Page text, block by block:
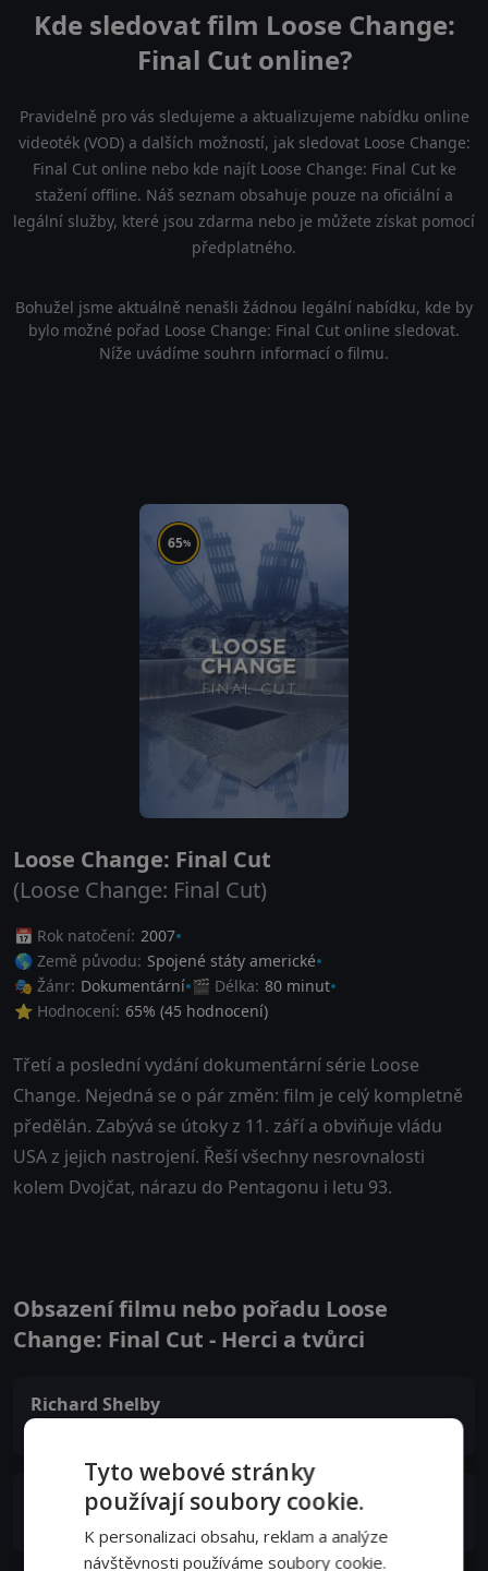
Kde sledovat film Loose Change:
Final Cut online?
Pravidelně pro vás sledujeme a aktualizujeme nabídku online
videoték (VOD) a dalších možností, jak sledovat Loose Change:
Final Cut online nebo kde najít Loose Change: Final Cut ke
stažení offline. Náš seznam obsahuje pouze na oficiální a
legální služby, které jsou zdarma nebo je můžete získat pomocí
předplatného.
Bohužel jsme aktuálně nenašli žádnou legální nabídku, kde by
bylo možné pořad Loose Change: Final Cut online sledovat.
Níže uvádíme souhrn informací o filmu.
65%
Loose Change: Final Cut
(Loose Change: Final Cut)
📅 Rok natočení: 2007
🌎 Země původu: Spojené státy americké
🎭 Žánr: Dokumentární 🎬 Délka: 80 minut
⭐ Hodnocení: 65% (45 hodnocení)
Třetí a poslední vydání dokumentární série Loose
Change. Nejedná se o pár změn: film je celý kompletně
předělán. Zabývá se útoky z 11. září a obviňuje vládu
USA z jejich nastrojení. Řeší všechny nesrovnalosti
kolem Dvojčat, nárazu do Pentagonu i letu 93.
Obsazení filmu nebo pořadu Loose
Change: Final Cut - Herci a tvůrci
Richard Shelby
Thomas Kean
Tyto webové stránky
používají soubory cookie.
K personalizaci obsahu, reklam a analýze
návštěvnosti používáme soubory cookie.